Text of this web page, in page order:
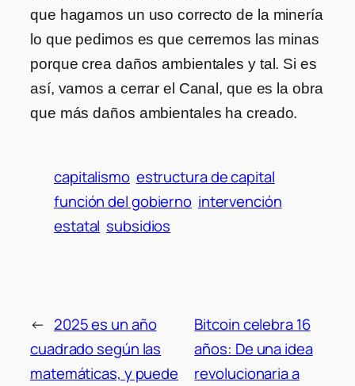
que hagamos un uso correcto de la minería
lo que pedimos es que cerremos las minas
porque crea daños ambientales y tal. Si es
así, vamos a cerrar el Canal, que es la obra
que más daños ambientales ha creado.
capitalismo estructura de capital
función del gobierno intervención
estatal subsidios
← 2025 es un año
cuadrado según las
matemáticas, y puede
Bitcoin celebra 16
años: De una idea
revolucionaria a